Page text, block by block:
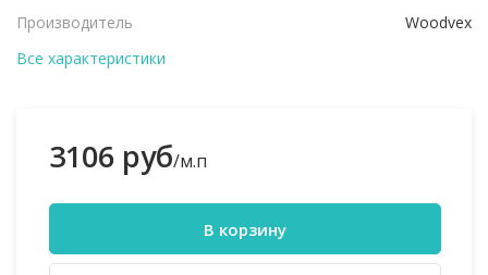
Производитель
Woodvex
Все характеристики
3106 руб/м.п
В корзину